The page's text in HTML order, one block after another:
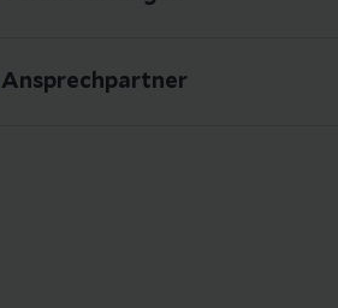
Ansprechpartner